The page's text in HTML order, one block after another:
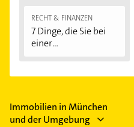
RECHT & FINANZEN
7 Dinge, die Sie bei
einer
Immobilien in München
und der Umgebung